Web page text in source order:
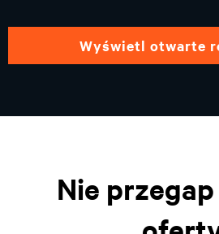
wyświetl otwarte
Nie